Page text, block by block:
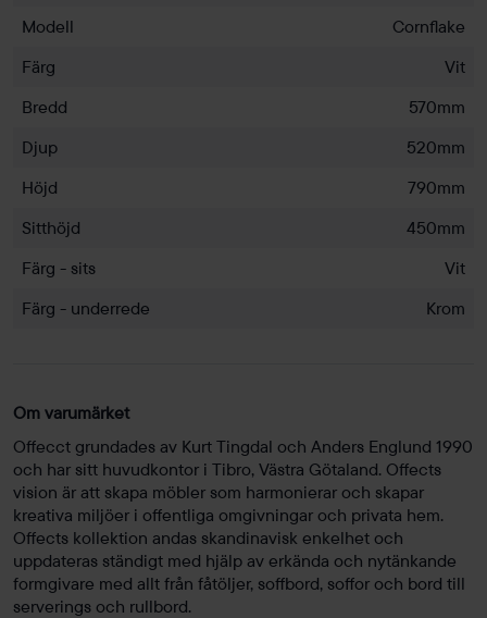
Modell
Cornflake
Färg
Vit
Bredd
570mm
Djup
520mm
Höjd
790mm
Sitthöjd
450mm
Färg - sits
Vit
Färg - underrede
Krom
Om varumärket
Offecct grundades av Kurt Tingdal och Anders Englund 1990
och har sitt huvudkontor i Tibro, Västra Götaland. Offects
vision är att skapa möbler som harmonierar och skapar
kreativa miljöer i offentliga omgivningar och privata hem.
Offects kollektion andas skandinavisk enkelhet och
uppdateras ständigt med hjälp av erkända och nytänkande
formgivare med allt från fåtöljer, soffbord, soffor och bord till
serverings och rullbord.